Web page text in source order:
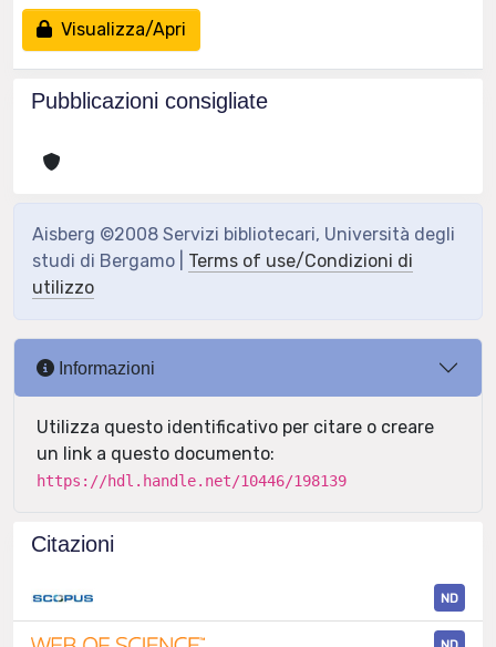
Visualizza/Apri
Pubblicazioni consigliate
Aisberg ©2008 Servizi bibliotecari, Università degli
studi di Bergamo | Terms of use/Condizioni di
utilizzo
Informazioni
Utilizza questo identificativo per citare o creare
un link a questo documento:
https://hdl.handle.net/10446/198139
Citazioni
ND